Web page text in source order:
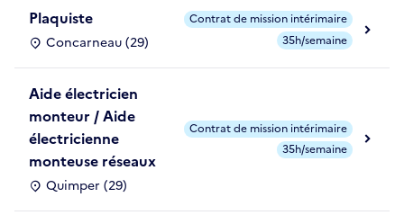
Plaquiste
Concarneau (29)
Contrat de mission intérimaire
35h/semaine
Aide électricien
monteur / Aide
électricienne
monteuse réseaux
Quimper (29)
Contrat de mission intérimaire
35h/semaine